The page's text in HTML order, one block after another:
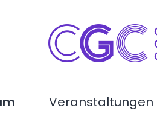
Veranstaltungen